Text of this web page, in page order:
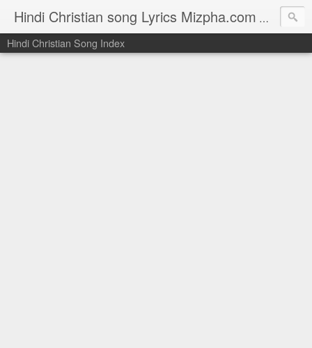
Hindi Christian song Lyrics Mizpha.com Hindi
Hindi Christian Song Index